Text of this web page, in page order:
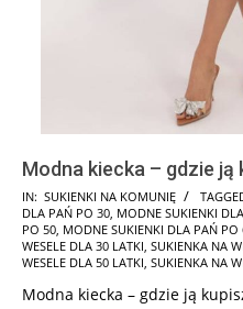
Modna kiecka – gdzie ją
2025-
08-
13
IN: SUKIENKI NA KOMUNIĘ
DLA PAŃ PO 30, MODNE SUKIENKI
PO 50, MODNE SUKIENKI DLA PAŃ PO
WESELE DLA 30 LATKI, SUKIENKA NA
WESELE DLA 50 LATKI, SUKIENKA NA
Modna kiecka – gdzie ją